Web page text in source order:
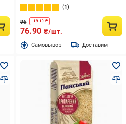
1
96 -19.10 ₴
76.90 ₴/шт.
Cамовывоз Доставим